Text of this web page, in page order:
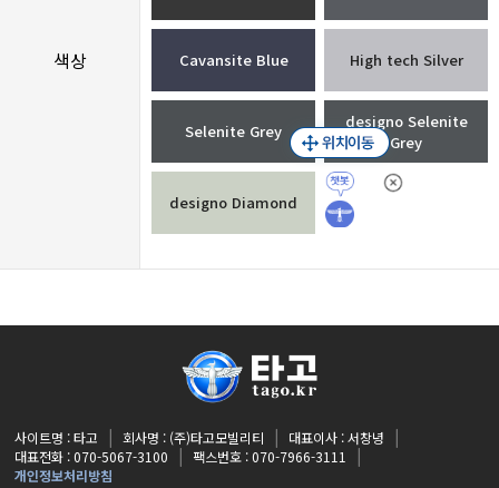
색상 Cavansite Blue High tech Silver
Selenite Grey
designo Selenite
Grey
designo Diamond
사이트명 : 타고 회사명 : (주)타고모빌리티
대표이사 : 서창녕
대표전화 : 070-5067-3100
팩스번호 : 070-7966-3111
개인정보처리방침